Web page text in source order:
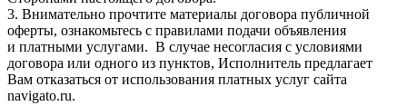
3. Внимательно прочтите материалы договора публичной
оферты, ознакомьтесь с правилами подачи объявления
и платными услугами. В случае несогласия с условиями
договора или одного из пунктов, Исполнитель предлагает
Вам отказаться от использования платных услуг сайта
navigato.ru.